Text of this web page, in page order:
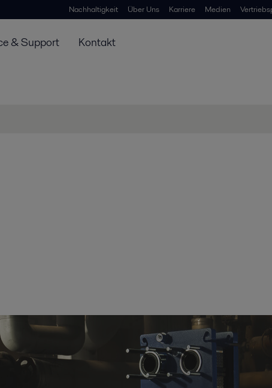
Nachhaltigkeit Über Uns Karriere Medien
& Support Kontakt